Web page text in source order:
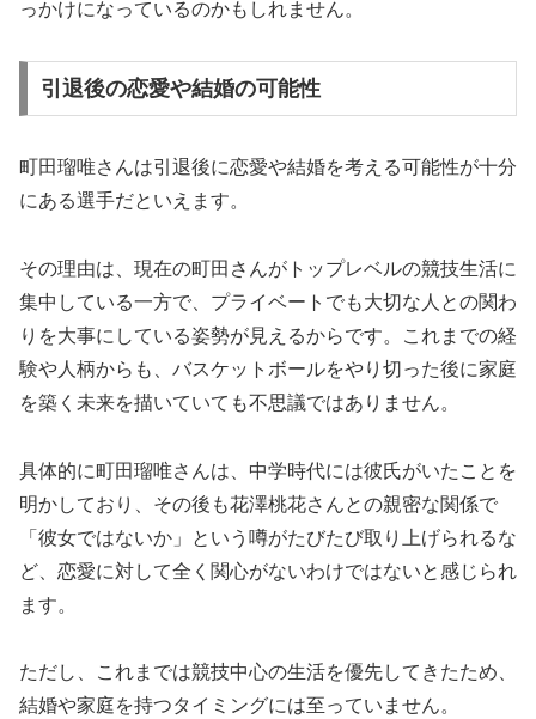
っかけになっているのかもしれません。
引退後の恋愛や結婚の可能性
町田瑠唯さんは引退後に恋愛や結婚を考える可能性が十分
にある選手だといえます。
その理由は、現在の町田さんがトップレベルの競技生活に
集中している一方で、プライベートでも大切な人との関わ
りを大事にしている姿勢が見えるからです。これまでの経
験や人柄からも、バスケットボールをやり切った後に家庭
を築く未来を描いていても不思議ではありません。
具体的に町田瑠唯さんは、中学時代には彼氏がいたことを
明かしており、その後も花澤桃花さんとの親密な関係で
「彼女ではないか」という噂がたびたび取り上げられるな
ど、恋愛に対して全く関心がないわけではないと感じられ
ます。
ただし、これまでは競技中心の生活を優先してきたため、
結婚や家庭を持つタイミングには至っていません。